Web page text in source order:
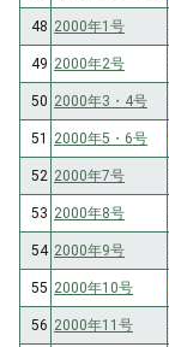
48 2000年1号
49 2000年2号
50 2000年3・4号
51 2000年5・6号
52 2000年7号
53 2000年8号
54 2000年9号
55 2000年10号
56 2000年11号